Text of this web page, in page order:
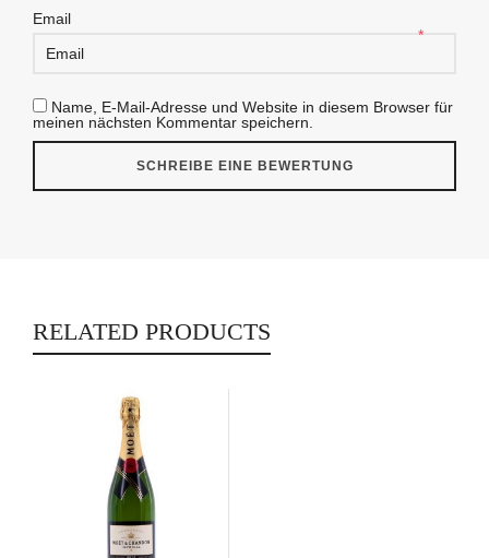
Email
*
Name, E-Mail-Adresse und Website in diesem Browser für
meinen nächsten Kommentar speichern.
RELATED PRODUCTS